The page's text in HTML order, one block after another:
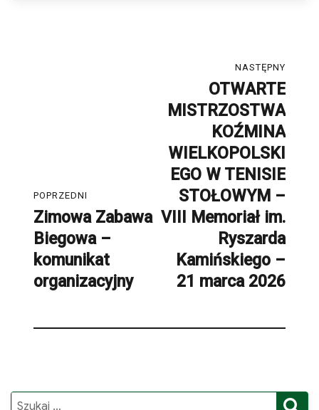
POPRZEDNI
Poprzedni
post:
Zimowa Zabawa
Biegowa –
komunikat
organizacyjny
NASTĘPNY
post:
OTWARTE
MISTRZOSTWA
KOŹMINA
WIELKOPOLSKI
EGO W TENISIE
STOŁOWYM –
VIII Memoriał im.
Ryszarda
Kamińskiego –
21 marca 2026
Search